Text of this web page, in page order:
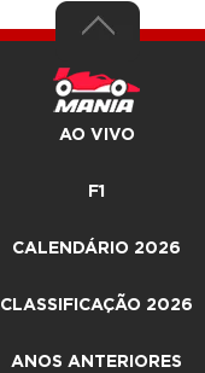
AO VIVO
F1
CALENDÁRIO 2026
CLASSIFICAÇÃO 2026
ANOS ANTERIORES